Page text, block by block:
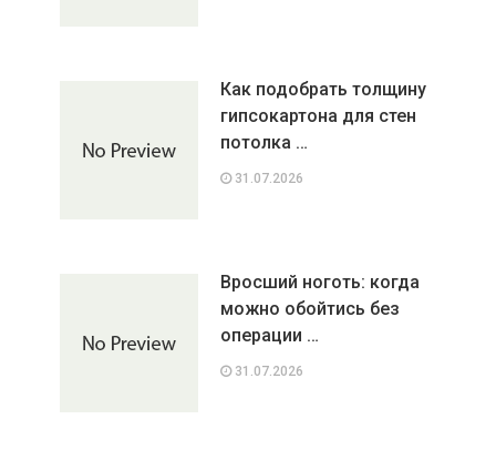
Как подобрать толщину
гипсокартона для стен
потолка …
31.07.2026
Вросший ноготь: когда
можно обойтись без
операции …
31.07.2026